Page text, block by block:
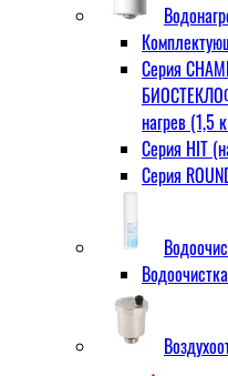
Серия
нагрев (1,5
Серия HIT
Серия
Водоочистка